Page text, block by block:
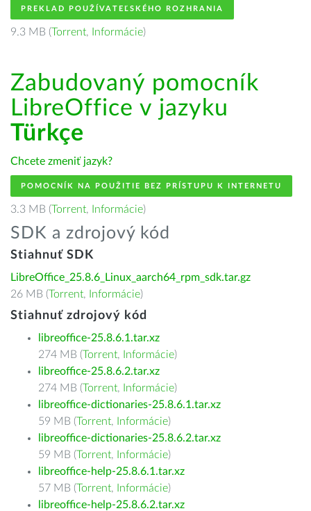
PREKLAD POUŽÍVATEĽSKÉHO ROZHRANIA
9.3 MB (Torrent, Informácie)
Zabudovaný pomocník
LibreOffice v jazyku
Türkçe
Chcete zmeniť jazyk?
POMOCNÍK NA POUŽITIE BEZ PRÍSTUPU K INTERNETU
3.3 MB (Torrent, Informácie)
SDK a zdrojový kód
Stiahnuť SDK
LibreOffice_25.8.6_Linux_aarch64_rpm_sdk.tar.gz
26 MB (Torrent, Informácie)
Stiahnuť zdrojový kód
libreoffice-25.8.6.1.tar.xz
274 MB (Torrent, Informácie)
libreoffice-25.8.6.2.tar.xz
274 MB (Torrent, Informácie)
libreoffice-dictionaries-25.8.6.1.tar.xz
59 MB (Torrent, Informácie)
libreoffice-dictionaries-25.8.6.2.tar.xz
59 MB (Torrent, Informácie)
libreoffice-help-25.8.6.1.tar.xz
57 MB (Torrent, Informácie)
libreoffice-help-25.8.6.2.tar.xz